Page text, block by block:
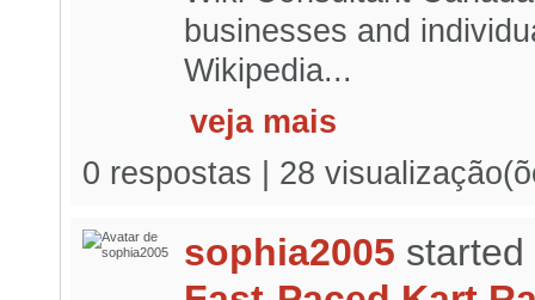
businesses and
Wikipedia...
veja mais
0 respostas | 28
sophia2005